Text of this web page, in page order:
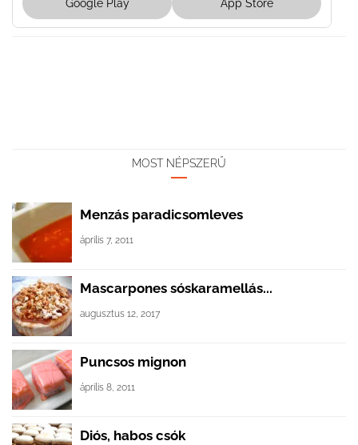
Google Play App Store
MOST NÉPSZERŰ
Menzás paradicsomleves
április 7, 2011
Mascarpones sóskaramellás...
augusztus 12, 2017
Puncsos mignon
április 8, 2011
Diós, habos csók